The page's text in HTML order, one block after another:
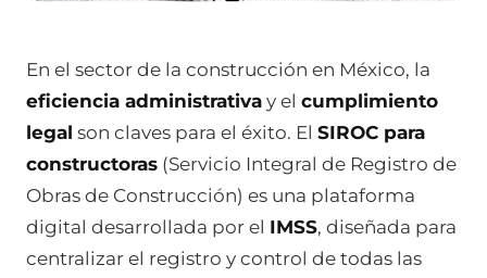
En el sector de la construcción en México, la
eficiencia administrativa y el cumplimiento
legal son claves para el éxito. El SIROC para
constructoras (Servicio Integral de Registro de
Obras de Construcción) es una plataforma
digital desarrollada por el IMSS, diseñada para
centralizar el registro y control de todas las